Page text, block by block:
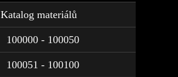
Katalog materiálů
100000 - 100050
100051 - 100100